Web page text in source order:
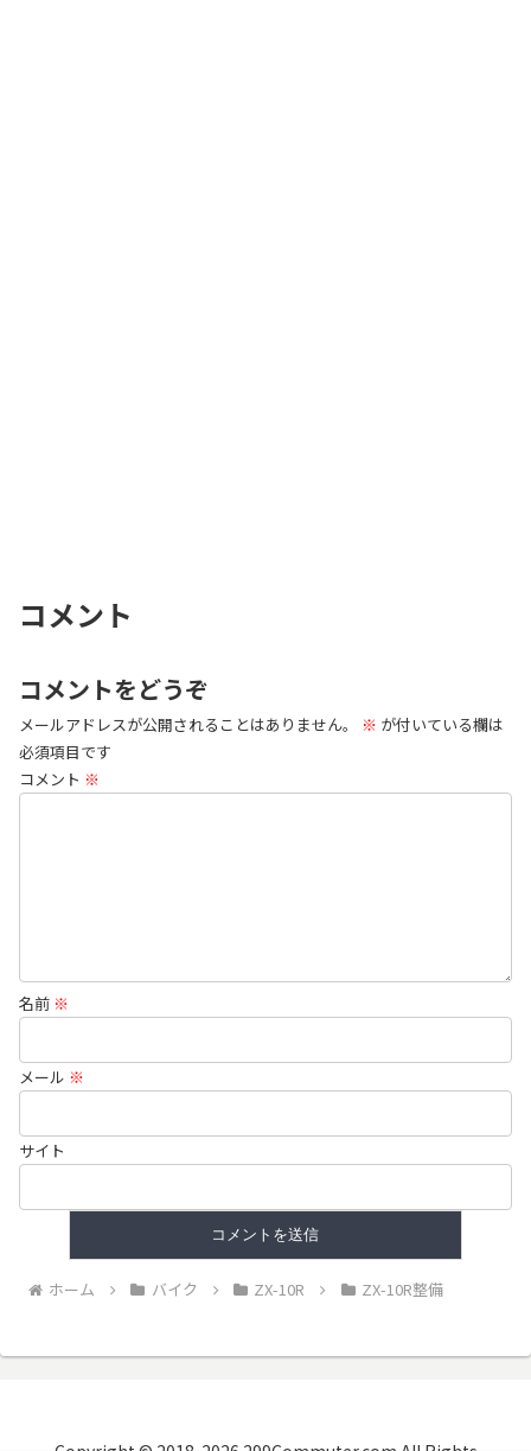
コメント
コメントをどうぞ
メールアドレスが公開されることはありません。 ※ が付いている欄は
必須項目です
コメント ※
名前 ※
メール ※
サイト
ホーム バイク ZX-10R ZX-10R整備